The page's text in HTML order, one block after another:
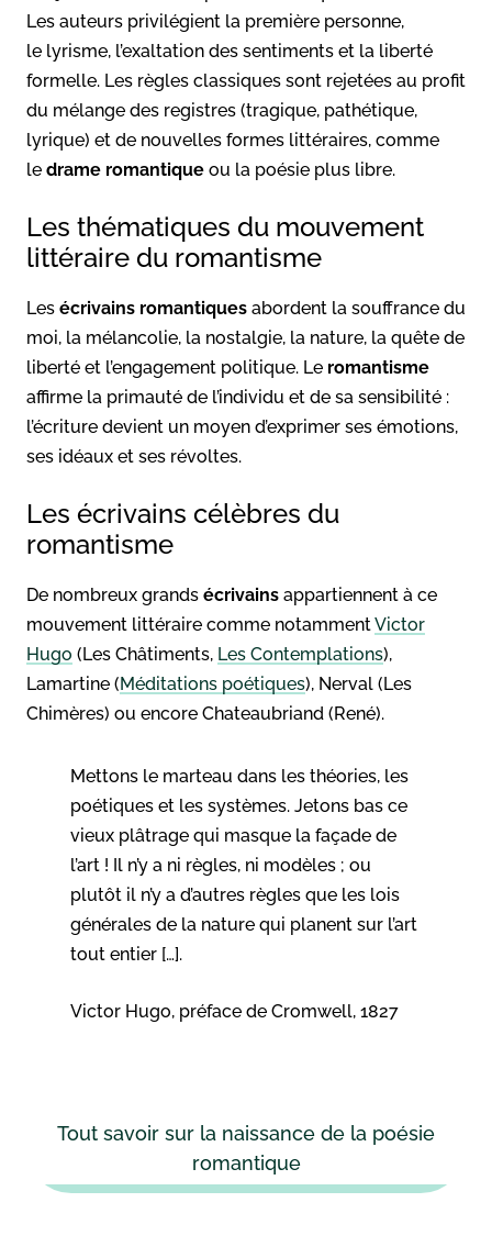
Les auteurs privilégient la première personne,
le lyrisme, l’exaltation des sentiments et la liberté
formelle. Les règles classiques sont rejetées au profit
du mélange des registres (tragique, pathétique,
lyrique) et de nouvelles formes littéraires, comme
le drame romantique ou la poésie plus libre.
Les thématiques du mouvement
littéraire du romantisme
Les écrivains romantiques abordent la souffrance du
moi, la mélancolie, la nostalgie, la nature, la quête de
liberté et l’engagement politique. Le romantisme
affirme la primauté de l’individu et de sa sensibilité :
l’écriture devient un moyen d’exprimer ses émotions,
ses idéaux et ses révoltes.
Les écrivains célèbres du
romantisme
De nombreux grands écrivains appartiennent à ce
mouvement littéraire comme notammentVictor
Hugo (Les Châtiments, Les Contemplations),
Lamartine (Méditations poétiques), Nerval (Les
Chimères) ou encore Chateaubriand (René).
Mettons le marteau dans les théories, les
poétiques et les systèmes. Jetons bas ce
vieux plâtrage qui masque la façade de
l’art ! Il n’y a ni règles, ni modèles ; ou
plutôt il n’y a d’autres règles que les lois
générales de la nature qui planent sur l’art
tout entier […].
Victor Hugo, préface de Cromwell, 1827
Tout savoir sur la naissance de la poésie
romantique